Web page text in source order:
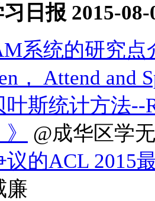
日报 2015-08-
系统的研究点
， Attend and
叶斯统计方法
@成华区学
议的ACL 2015
廉